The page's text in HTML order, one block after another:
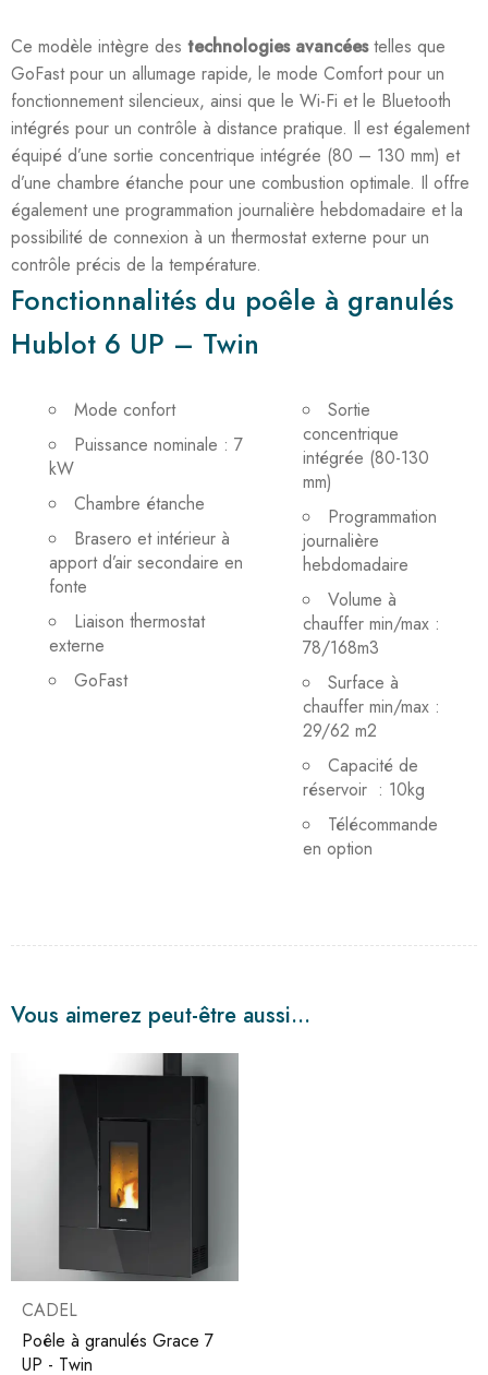
Ce modèle intègre des technologies avancéestelles que
GoFast pour un allumage rapide, le mode Comfort pour un
fonctionnement silencieux, ainsi que le Wi-Fi et le Bluetooth
intégrés pour un contrôle à distance pratique. Il est également
équipé d’une sortie concentrique intégrée (80 – 130 mm) et
d’une chambre étanche pour une combustion optimale. Il offre
également une programmation journalière hebdomadaire et la
possibilité de connexion à un thermostat externe pour un
contrôle précis de la température.
Fonctionnalités du poêle à granulés
Hublot 6 UP – Twin
Mode confort
Puissance nominale : 7
kW
Chambre étanche
Brasero et intérieur à
apport d’air secondaire en
fonte
Liaison thermostat
externe
GoFast
Sortie
concentrique
intégrée (80-130
mm)
Programmation
journalière
hebdomadaire
Volume à
chauffer min/max :
78/168m3
Surface à
chauffer min/max :
29/62 m2
Capacité de
réservoir : 10kg
Télécommande
en option
Vous aimerez peut-être aussi…
CADEL
Poêle à granulés Grace 7
UP - Twin